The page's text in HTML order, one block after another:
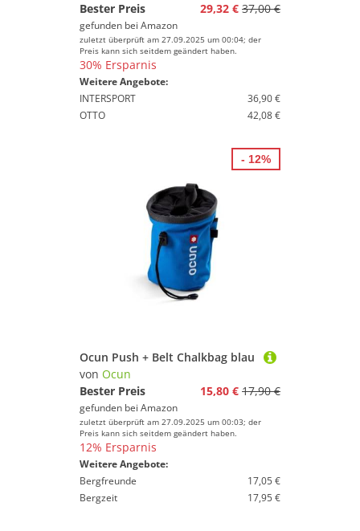
Bester Preis
29,32 € 37,00 €
gefunden bei Amazon
zuletzt überprüft am 27.09.2025 um 00:04; der
Preis kann sich seitdem geändert haben.
30% Ersparnis
Weitere Angebote:
INTERSPORT
36,90 €
OTTO
42,08 €
Ocun Push + Belt Chalkbag blau
von Ocun
Bester Preis
15,80 € 17,90 €
gefunden bei Amazon
zuletzt überprüft am 27.09.2025 um 00:03; der
Preis kann sich seitdem geändert haben.
12% Ersparnis
Weitere Angebote:
Bergfreunde
17,05 €
Bergzeit
17,95 €
- 12%